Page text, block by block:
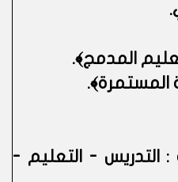
المدمج﴾.
المستمرة﴾.
: التدريس - التعليم -